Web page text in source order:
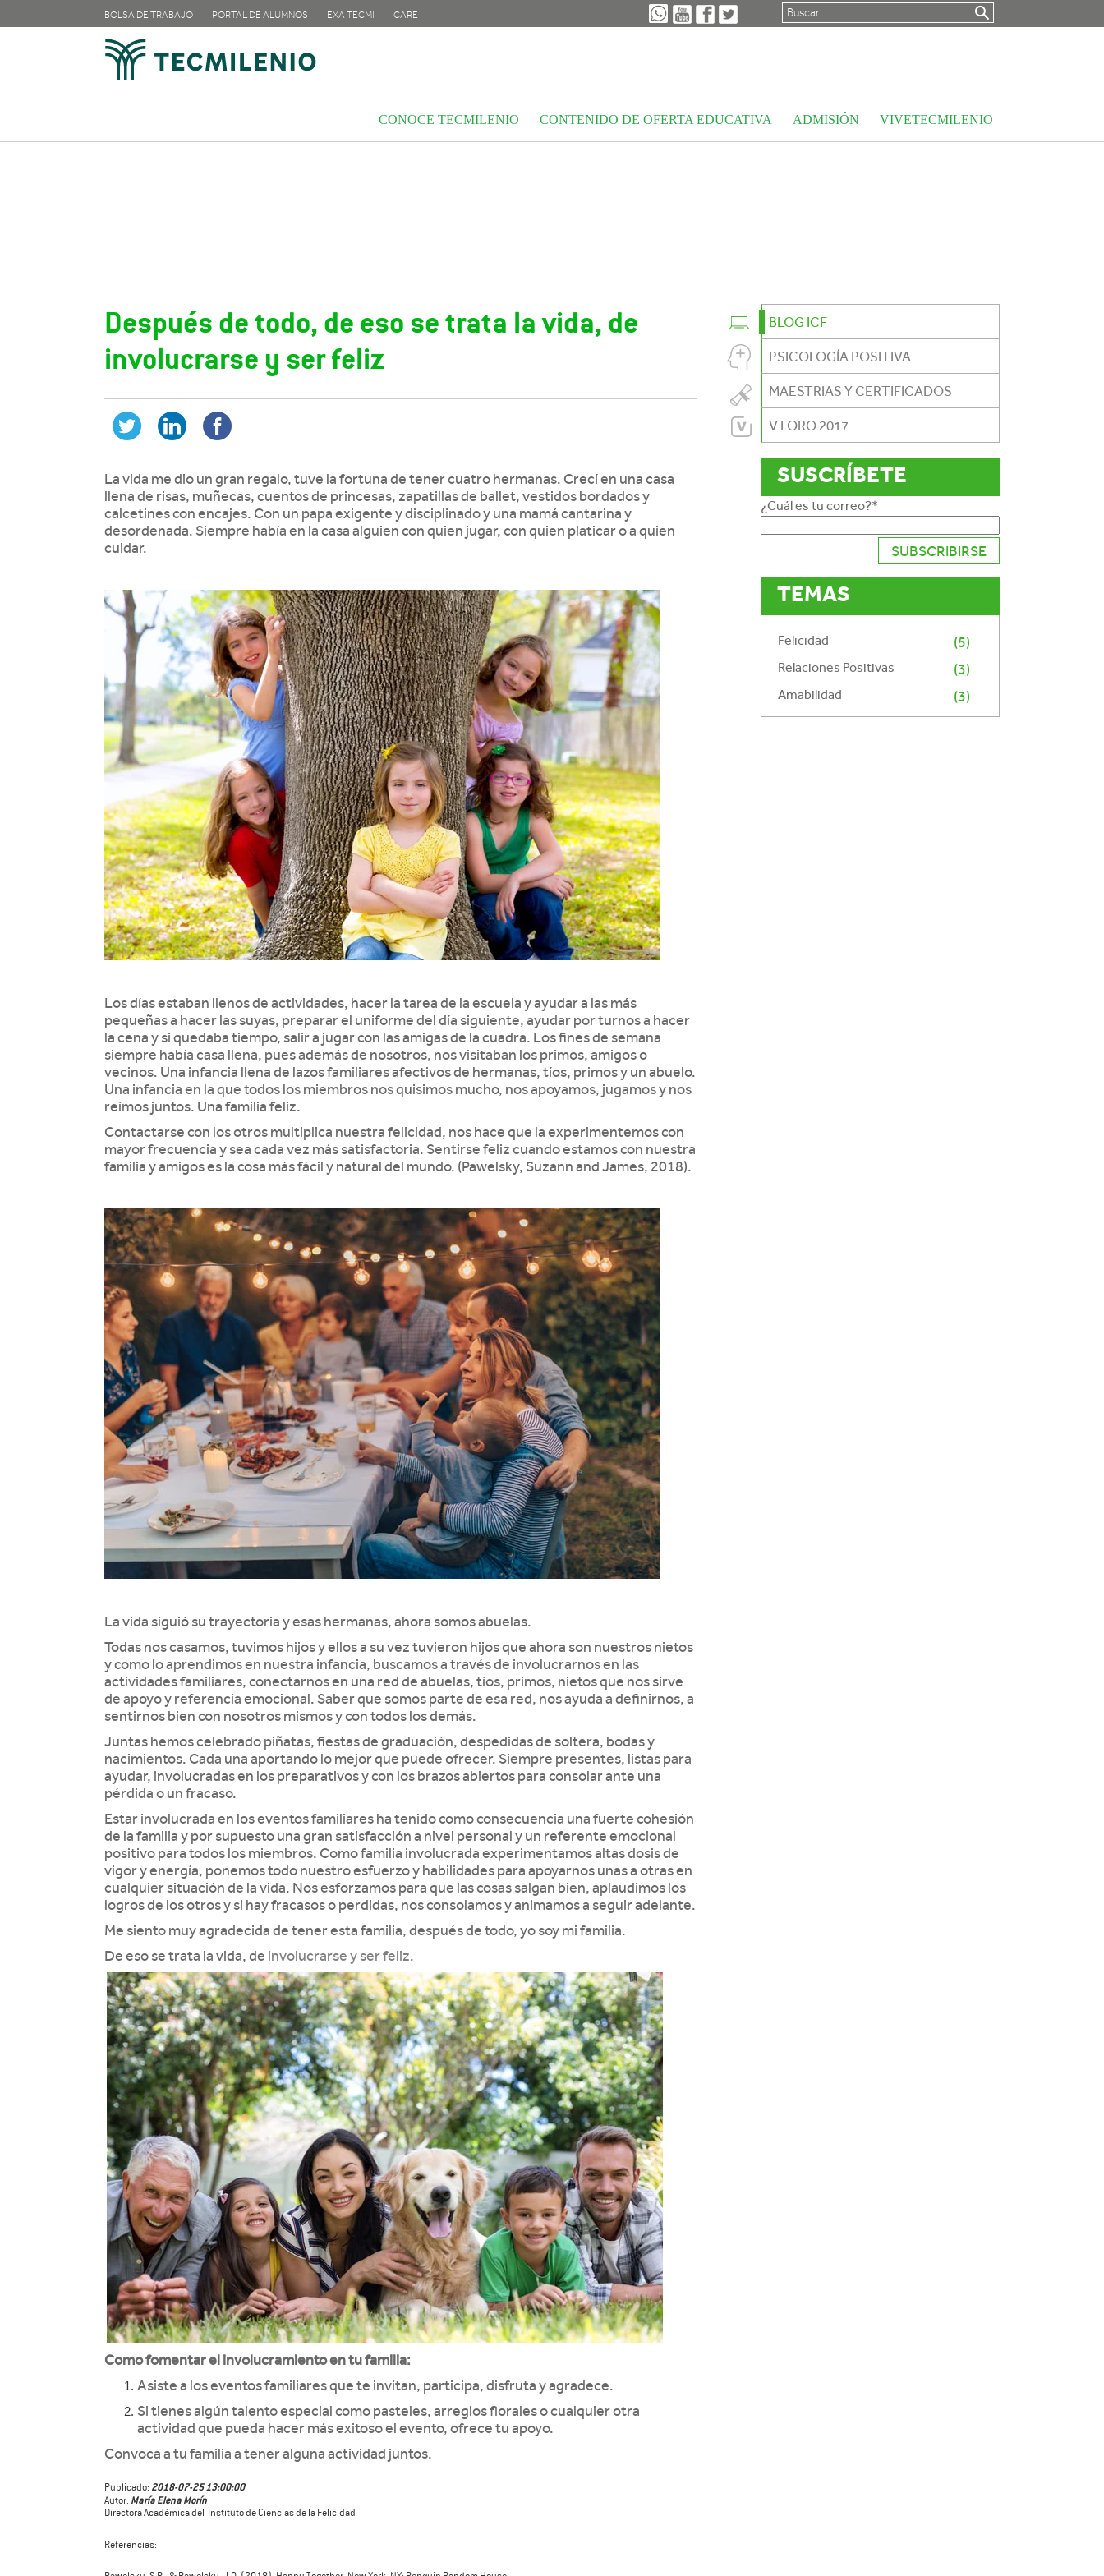
BOLSA DE TRABAJO PORTAL DE ALUMNOS EXA TECMI CARE
CONOCE TECMILENIO CONTENIDO DE OFERTA EDUCATIVA ADMISIÓN VIVETECMILENIO
CIENCIAS DE LA FELICIDAD BLOG
Después de todo, de eso se trata la vida, de
involucrarse y ser feliz
La vida me dio un gran regalo, tuve la fortuna de tener cuatro hermanas. Crecí en una casa
llena de risas, muñecas, cuentos de princesas, zapatillas de ballet, vestidos bordados y
calcetines con encajes. Con un papa exigente y disciplinado y una mamá cantarina y
desordenada. Siempre había en la casa alguien con quien jugar, con quien platicar o a quien
cuidar.
Los días estaban llenos de actividades, hacer la tarea de la escuela y ayudar a las más
pequeñas a hacer las suyas, preparar el uniforme del día siguiente, ayudar por turnos a hacer
la cena y si quedaba tiempo, salir a jugar con las amigas de la cuadra. Los fines de semana
siempre había casa llena, pues además de nosotros, nos visitaban los primos, amigos o
vecinos. Una infancia llena de lazos familiares afectivos de hermanas, tíos, primos y un abuelo.
Una infancia en la que todos los miembros nos quisimos mucho, nos apoyamos, jugamos y nos
reímos juntos. Una familia feliz.
Contactarse con los otros multiplica nuestra felicidad, nos hace que la experimentemos con
mayor frecuencia y sea cada vez más satisfactoria. Sentirse feliz cuando estamos con nuestra
familia y amigos es la cosa más fácil y natural del mundo. (Pawelsky, Suzann and James, 2018).
La vida siguió su trayectoria y esas hermanas, ahora somos abuelas.
Todas nos casamos, tuvimos hijos y ellos a su vez tuvieron hijos que ahora son nuestros nietos
y como lo aprendimos en nuestra infancia, buscamos a través de involucrarnos en las
actividades familiares, conectarnos en una red de abuelas, tíos, primos, nietos que nos sirve
de apoyo y referencia emocional. Saber que somos parte de esa red, nos ayuda a definirnos, a
sentirnos bien con nosotros mismos y con todos los demás.
Juntas hemos celebrado piñatas, fiestas de graduación, despedidas de soltera, bodas y
nacimientos. Cada una aportando lo mejor que puede ofrecer. Siempre presentes, listas para
ayudar, involucradas en los preparativos y con los brazos abiertos para consolar ante una
pérdida o un fracaso.
Estar involucrada en los eventos familiares ha tenido como consecuencia una fuerte cohesión
de la familia y por supuesto una gran satisfacción a nivel personal y un referente emocional
positivo para todos los miembros. Como familia involucrada experimentamos altas dosis de
vigor y energía, ponemos todo nuestro esfuerzo y habilidades para apoyarnos unas a otras en
cualquier situación de la vida. Nos esforzamos para que las cosas salgan bien, aplaudimos los
logros de los otros y si hay fracasos o perdidas, nos consolamos y animamos a seguir adelante.
Me siento muy agradecida de tener esta familia, después de todo, yo soy mi familia.
De eso se trata la vida, de involucrarse y ser feliz.
Como fomentar el involucramiento en tu familia:
Asiste a los eventos familiares que te invitan, participa, disfruta y agradece.
Si tienes algún talento especial como pasteles, arreglos florales o cualquier otra
actividad que pueda hacer más exitoso el evento, ofrece tu apoyo.
Convoca a tu familia a tener alguna actividad juntos.
Publicado: 2018-07-25 13:00:00
Autor: María Elena Morín
Directora Académica del Instituto de Ciencias de la Felicidad
Referencias:
BLOG ICF
PSICOLOGÍA POSITIVA
MAESTRIAS Y CERTIFICADOS
V FORO 2017
SUSCRÍBETE
¿Cuál es tu correo?*
TEMAS
Felicidad (5)
Relaciones Positivas (3)
Amabilidad (3)